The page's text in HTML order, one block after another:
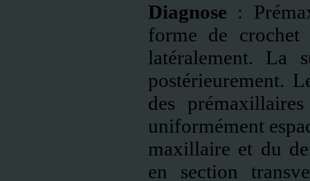
Diagnose :
forme de crochet
latéralement. La
postérieurement.
des
uniformément
maxillaire et du
en section